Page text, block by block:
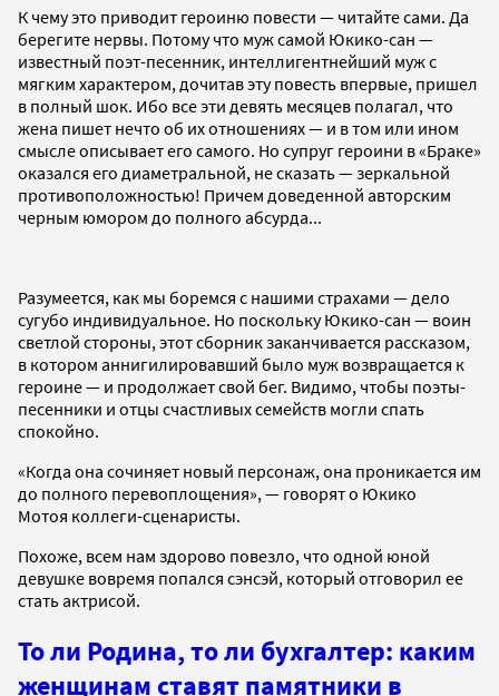
К чему это приводит героиню повести — читайте сами. Да
берегите нервы. Потому что муж самой Юкико-сан —
известный поэт-песенник, интеллигентнейший муж с
мягким характером, дочитав эту повесть впервые, пришел
в полный шок. Ибо все эти девять месяцев полагал, что
жена пишет нечто об их отношениях — и в том или ином
смысле описывает его самого. Но супруг героини в «Браке»
оказался его диаметральной, не сказать — зеркальной
противоположностью! Причем доведенной авторским
черным юмором до полного абсурда...
Разумеется, как мы боремся с нашими страхами — дело
сугубо индивидуальное. Но поскольку Юкико-сан — воин
светлой стороны, этот сборник заканчивается рассказом,
в котором аннигилировавший было муж возвращается к
героине — и продолжает свой бег. Видимо, чтобы поэты-
песенники и отцы счастливых семейств могли спать
спокойно.
«Когда она сочиняет новый персонаж, она проникается им
до полного перевоплощения», — говорят о Юкико
Мотоя коллеги-сценаристы.
Похоже, всем нам здорово повезло, что одной юной
девушке вовремя попался сэнсэй, который отговорил ее
стать актрисой.
То ли Родина, то ли бухгалтер: каким
женщинам ставят памятники в